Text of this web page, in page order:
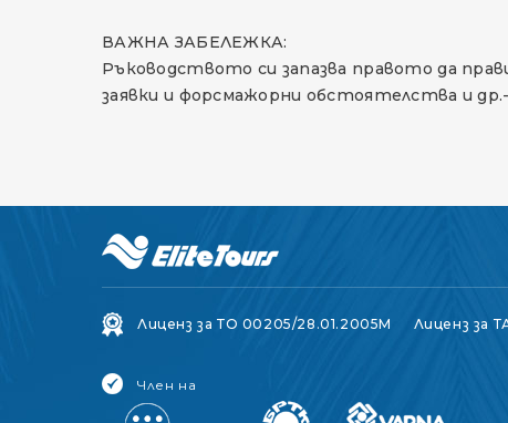
ВАЖНА ЗАБЕЛЕЖКА:
Ръководството си запазва правото да
заявки и форсмажорни обстоятелства и
Лиценз за ТО 00205/28.01.2005M Лиценз за
Член на